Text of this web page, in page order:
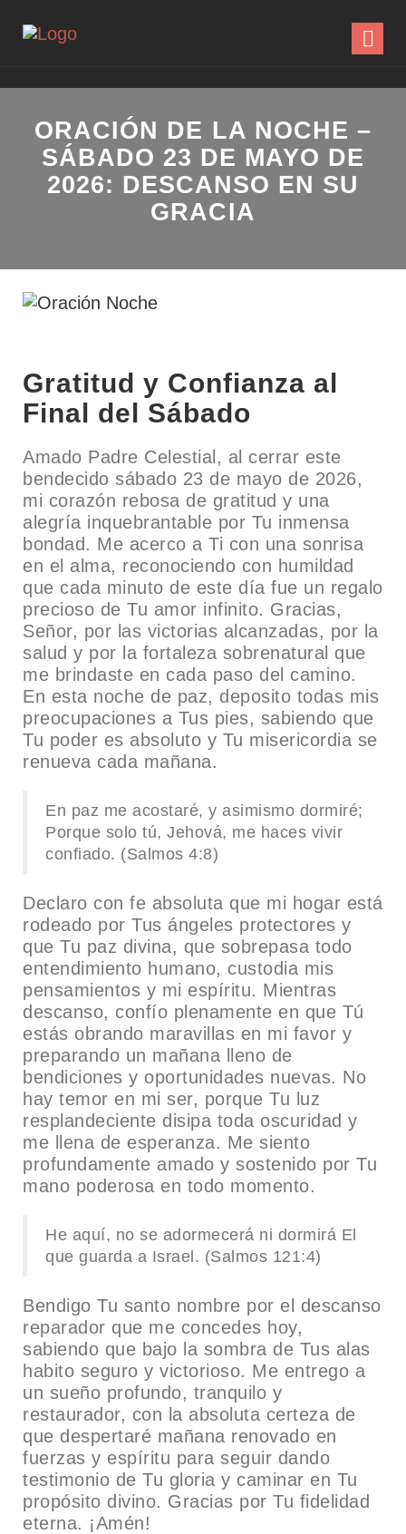
ORACIÓN DE LA NOCHE –
SÁBADO 23 DE MAYO DE
2026: DESCANSO EN SU
GRACIA
Gratitud y Confianza al
Final del Sábado
Amado Padre Celestial, al cerrar este
bendecido sábado 23 de mayo de 2026,
mi corazón rebosa de gratitud y una
alegría inquebrantable por Tu inmensa
bondad. Me acerco a Ti con una sonrisa
en el alma, reconociendo con humildad
que cada minuto de este día fue un regalo
precioso de Tu amor infinito. Gracias,
Señor, por las victorias alcanzadas, por la
salud y por la fortaleza sobrenatural que
me brindaste en cada paso del camino.
En esta noche de paz, deposito todas mis
preocupaciones a Tus pies, sabiendo que
Tu poder es absoluto y Tu misericordia se
renueva cada mañana.
En paz me acostaré, y asimismo dormiré;
Porque solo tú, Jehová, me haces vivir
confiado. (Salmos 4:8)
Declaro con fe absoluta que mi hogar está
rodeado por Tus ángeles protectores y
que Tu paz divina, que sobrepasa todo
entendimiento humano, custodia mis
pensamientos y mi espíritu. Mientras
descanso, confío plenamente en que Tú
estás obrando maravillas en mi favor y
preparando un mañana lleno de
bendiciones y oportunidades nuevas. No
hay temor en mi ser, porque Tu luz
resplandeciente disipa toda oscuridad y
me llena de esperanza. Me siento
profundamente amado y sostenido por Tu
mano poderosa en todo momento.
He aquí, no se adormecerá ni dormirá El
que guarda a Israel. (Salmos 121:4)
Bendigo Tu santo nombre por el descanso
reparador que me concedes hoy,
sabiendo que bajo la sombra de Tus alas
habito seguro y victorioso. Me entrego a
un sueño profundo, tranquilo y
restaurador, con la absoluta certeza de
que despertaré mañana renovado en
fuerzas y espíritu para seguir dando
testimonio de Tu gloria y caminar en Tu
propósito divino. Gracias por Tu fidelidad
eterna. ¡Amén!